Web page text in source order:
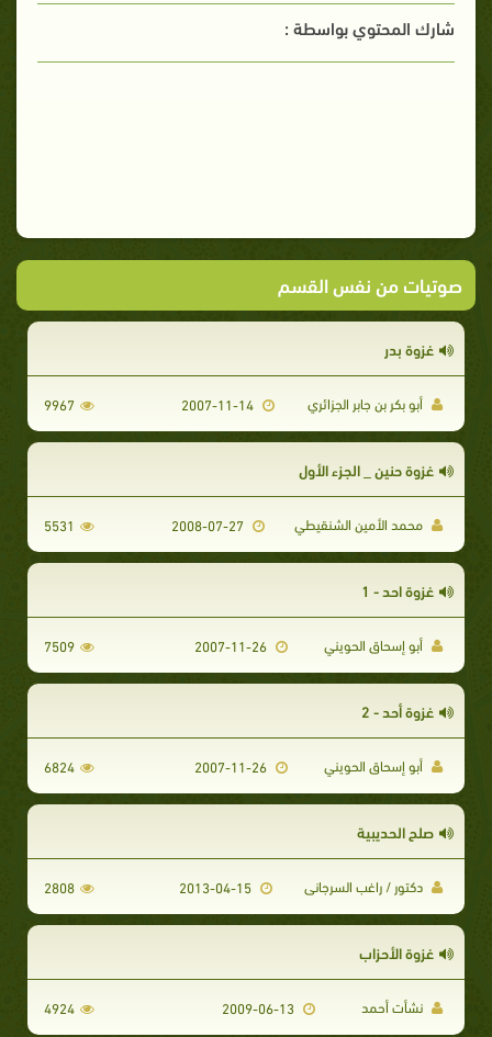
شارك المحتوي بواسطة :
صوتيات من نفس القسم
غزوة بدر
أبو بكر بن جابر الجزائري 9967
غزوة حنين _ الجزء الأول
محمد الأمين الشنقيطي 5531
غزوة احد - 1
أبو إسحاق الحويني 2007-11-26
7509
غزوة أحد - 2
أبو إسحاق الحويني 2007-11-26
6824
صلح الحديبية
دكتور / راغب السرجانى 2808
غزوة الأحزاب
نشأت أحمد 4924